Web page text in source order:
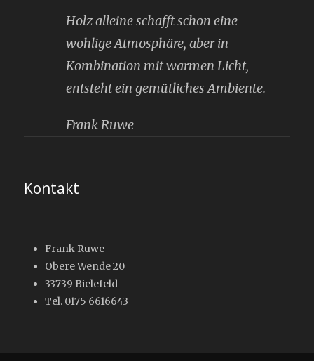
Holz alleine schafft schon eine
wohlige Atmosphäre, aber in
Kombination mit warmen Licht,
entsteht ein gemütliches Ambiente.
Frank Ruwe
Kontakt
Frank Ruwe
Obere Wende 20
33739 Bielefeld
Tel. 0175 6616643